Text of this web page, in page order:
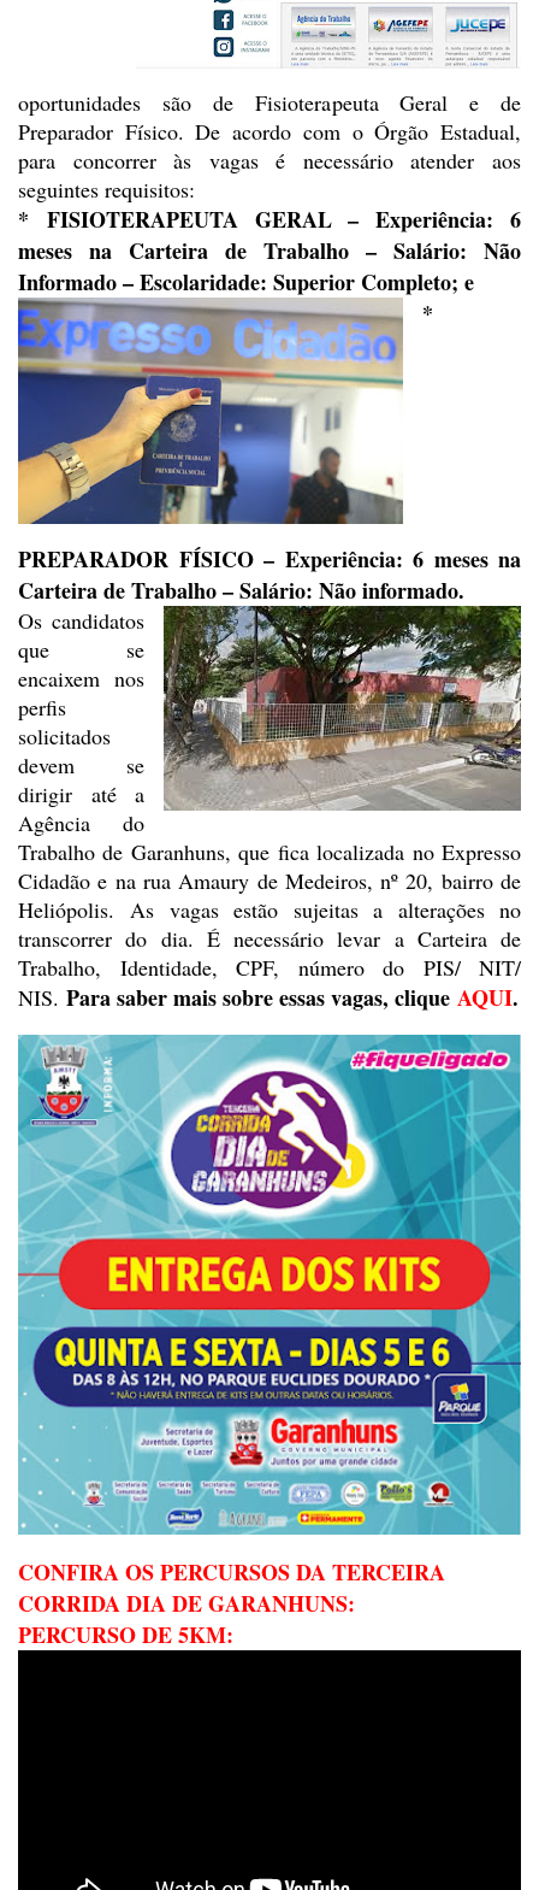
oportunidades são de FisioterapeutaGeral e de
Preparador Físico. De acordo com o Órgão Estadual,
para concorrer às vagas é necessário atender aos
seguintes requisitos:
* FISIOTERAPEUTA GERAL– Experiência: 6
meses na Carteira de Trabalho – Salário: Não
Informado –Escolaridade: Superior Completo; e
*
PREPARADOR FÍSICO – Experiência: 6 meses na
Carteira de Trabalho – Salário: Não informado.
Os candidatos
que se
encaixem nos
perfis
solicitados
devem se
dirigir até a
Agência do
Trabalho de Garanhuns, que fica localizada no Expresso
Cidadão e na rua Amaury de Medeiros, nº 20, bairro de
Heliópolis. As vagas estão sujeitas a alterações no
transcorrer do dia. É necessário levar a Carteira de
Trabalho, Identidade, CPF, número do PIS/ NIT/
NIS. Para saber mais sobre essas vagas, clique AQUI.
CONFIRA OS PERCURSOS DA TERCEIRA
CORRIDA DIA DE GARANHUNS:
PERCURSO DE 5KM: